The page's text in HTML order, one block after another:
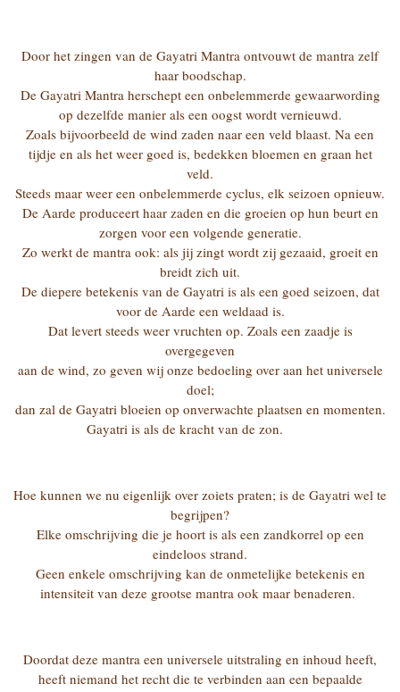
Door het zingen van de Gayatri Mantra ontvouwt de mantra zelf
haar boodschap.
De Gayatri Mantra herschept een onbelemmerde gewaarwording
op dezelfde manier als een oogst wordt vernieuwd.
Zoals bijvoorbeeld de wind zaden naar een veld blaast. Na een
tijdje en als het weer goed is, bedekken bloemen en graan het
veld.
Steeds maar weer een onbelemmerde cyclus, elk seizoen opnieuw.
De Aarde produceert haar zaden en die groeien op hun beurt en
zorgen voor een volgende generatie.
Zo werkt de mantra ook: als jij zingt wordt zij gezaaid, groeit en
breidt zich uit.
De diepere betekenis van de Gayatri is als een goed seizoen, dat
voor de Aarde een weldaad is.
Dat levert steeds weer vruchten op. Zoals een zaadje is
overgegeven
aan de wind, zo geven wij onze bedoeling over aan het universele
doel;
dan zal de Gayatri bloeien op onverwachte plaatsen en momenten.
Gayatri is als de kracht van de zon.
Hoe kunnen we nu eigenlijk over zoiets praten; is de Gayatri wel te
begrijpen?
Elke omschrijving die je hoort is als een zandkorrel op een
eindeloos strand.
Geen enkele omschrijving kan de onmetelijke betekenis en
intensiteit van deze grootse mantra ook maar benaderen.
Doordat deze mantra een universele uitstraling en inhoud heeft,
heeft niemand het recht die te verbinden aan een bepaalde